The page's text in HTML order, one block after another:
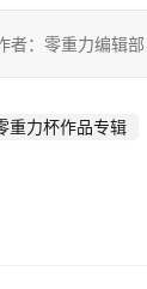
者：零重力编辑
重力杯作品专辑